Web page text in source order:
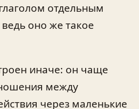
отдельным
оно же такое
иначе: он чаще
между
через маленькие